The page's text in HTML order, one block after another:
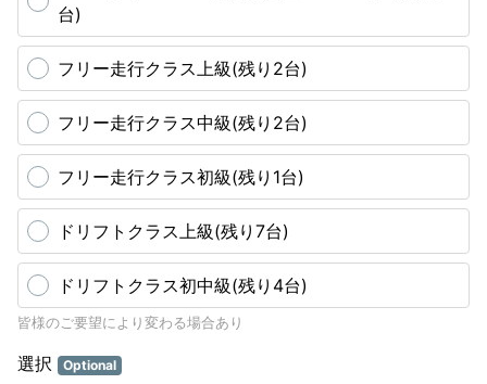
台)
フリー走行クラス上級(残り2台)
フリー走行クラス中級(残り2台)
フリー走行クラス初級(残り1台)
ドリフトクラス上級(残り7台)
ドリフトクラス初中級(残り4台)
皆様のご要望により変わる場合あり
選択 Optional